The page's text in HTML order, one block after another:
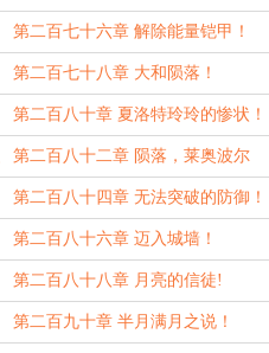
第二百七十六章 解除能量铠甲！
第二百七十八章 大和陨落！
第二百八十章 夏洛特玲玲的惨状！
第二百八十二章 陨落，莱奥波尔
圣！
第二百八十四章 无法突破的防御！
第二百八十六章 迈入城墙！
第二百八十八章 月亮的信徒!
第二百九十章 半月满月之说！